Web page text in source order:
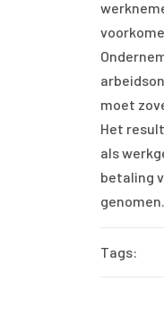
moet
Het
als
betaling
genomen.
Tags: